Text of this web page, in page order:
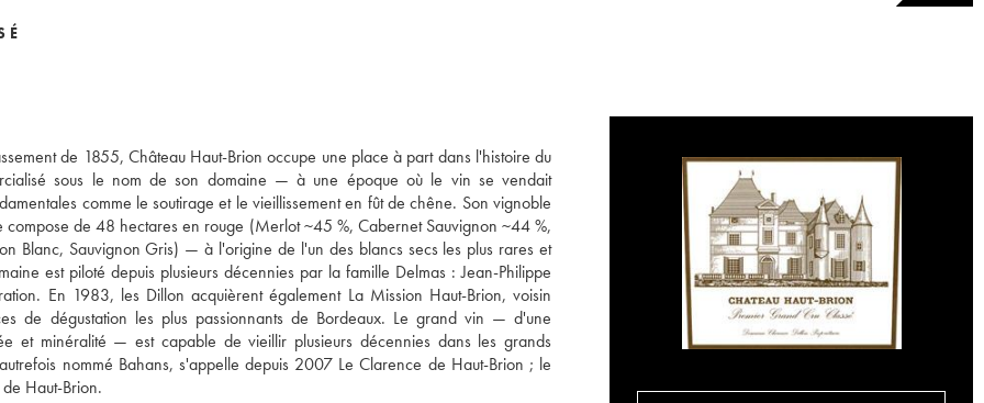
de 1855, Château Haut-Brion occupe une place à part dans l'histoire du
sous le nom de son domaine — à une époque où le vin se vendait
comme le soutirage et le vieillissement en fût de chêne. Son vignoble
de 48 hectares en rouge (Merlot ~45 %, Cabernet Sauvignon ~44 %,
Blanc, Sauvignon Gris) — à l'origine de l'un des blancs secs les plus rares et
est piloté depuis plusieurs décennies par la famille Delmas : Jean-Philippe
En 1983, les Dillon acquièrent également La Mission Haut-Brion, voisin
de dégustation les plus passionnants de Bordeaux. Le grand vin — d'une
et minéralité — est capable de vieillir plusieurs décennies dans les grands
nommé Bahans, s'appelle depuis 2007 Le Clarence de Haut-Brion ; le